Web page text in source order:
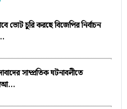
ভোট চুরি করছে বিজেপির নির্বাচন
সাম্প্রতিক ঘটনাবলীতে